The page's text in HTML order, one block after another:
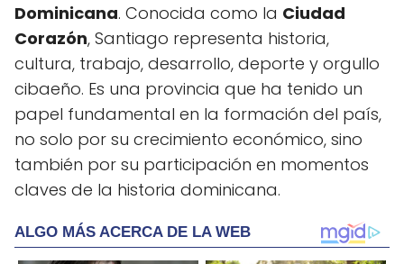
Dominicana. Conocida como la Ciudad
Corazón, Santiago representa historia,
cultura, trabajo, desarrollo, deporte y orgullo
cibaeño. Es una provincia que ha tenido un
papel fundamental en la formación del país,
no solo por su crecimiento económico, sino
también por su participación en momentos
claves de la historia dominicana.